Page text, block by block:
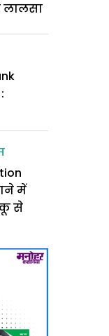
लालसा
में
से